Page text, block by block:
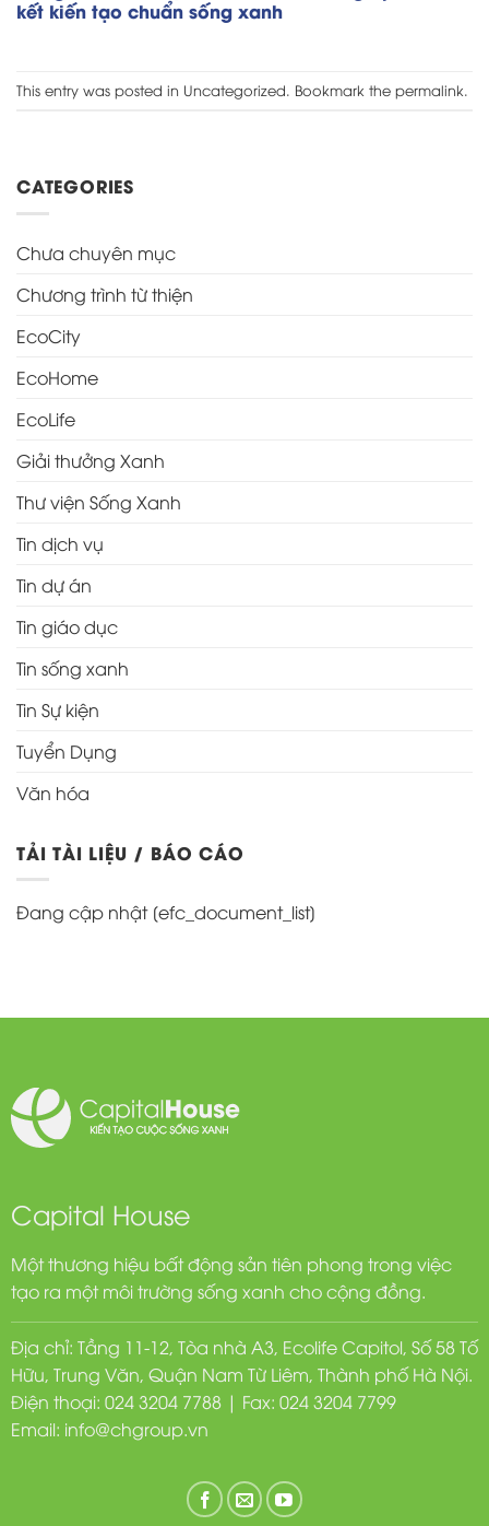
kết kiến tạo chuẩn sống xanh
This entry was posted in Uncategorized. Bookmark the permalink.
CATEGORIES
Chưa chuyên mục
Chương trình từ thiện
EcoCity
EcoHome
EcoLife
Giải thưởng Xanh
Thư viện Sống Xanh
Tin dịch vụ
Tin dự án
Tin giáo dục
Tin sống xanh
Tin Sự kiện
Tuyển Dụng
Văn hóa
TẢI TÀI LIỆU / BÁO CÁO
Đang cập nhật [efc_document_list]
Capital House
Một thương hiệu bất động sản tiên phong trong việc
tạo ra một môi trường sống xanh cho cộng đồng.
Địa chỉ: Tầng 11-12, Tòa nhà A3, Ecolife Capitol, Số 58 Tố
Hữu, Trung Văn, Quận Nam Từ Liêm, Thành phố Hà Nội.
Điện thoại: 024 3204 7788 | Fax: 024 3204 7799
Email: info@chgroup.vn